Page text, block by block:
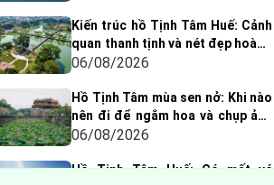
Kiến trúc hồ Tịnh Tâm Huế: Cảnh
quan thanh tịnh và nét đẹp hoàng
cung xưa
06/08/2026
Hồ Tịnh Tâm mùa sen nở: Khi nào
nên đi để ngắm hoa và chụp ảnh
đẹp nhất?
06/08/2026
Hồ Tịnh Tâm Huế: Có mất vé